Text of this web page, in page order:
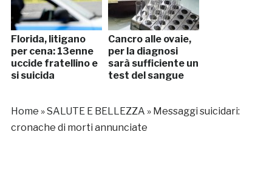
Florida, litigano
per cena: 13enne
uccide fratellino e
si suicida
Cancro alle ovaie,
per la diagnosi
sarà sufficiente un
test del sangue
Home »SALUTE E BELLEZZA » Messaggi suicidari:
cronache di morti annunciate